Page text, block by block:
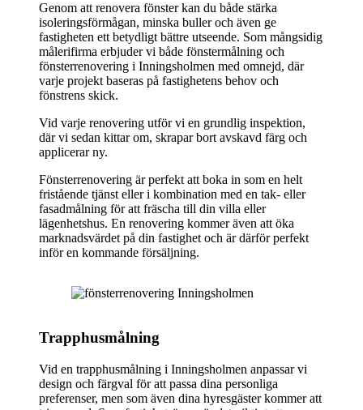
Genom att renovera fönster kan du både stärka
isoleringsförmågan, minska buller och även ge
fastigheten ett betydligt bättre utseende. Som mångsidig
målerifirma erbjuder vi både fönstermålning och
fönsterrenovering i Inningsholmen med omnejd, där
varje projekt baseras på fastighetens behov och
fönstrens skick.
Vid varje renovering utför vi en grundlig inspektion,
där vi sedan kittar om, skrapar bort avskavd färg och
applicerar ny.
Fönsterrenovering är perfekt att boka in som en helt
fristående tjänst eller i kombination med en tak- eller
fasadmålning för att fräscha till din villa eller
lägenhetshus. En renovering kommer även att öka
marknadsvärdet på din fastighet och är därför perfekt
inför en kommande försäljning.
Trapphusmålning
Vid en trapphusmålning i Inningsholmen anpassar vi
design och färgval för att passa dina personliga
preferenser, men som även dina hyresgäster kommer att